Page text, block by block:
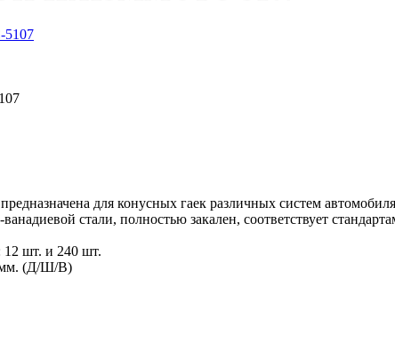
для конусных гаек различных систем
стали, полностью закален, соответствует
12 шт. и 240 шт.
мм. (Д/Ш/В)